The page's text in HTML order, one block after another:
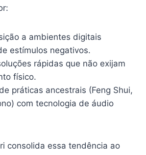
a ambientes digitais
estímulos negativos.
rápidas que não exijam
físico.
práticas ancestrais (Feng Shui,
com tecnologia de áudio
consolida essa tendência ao